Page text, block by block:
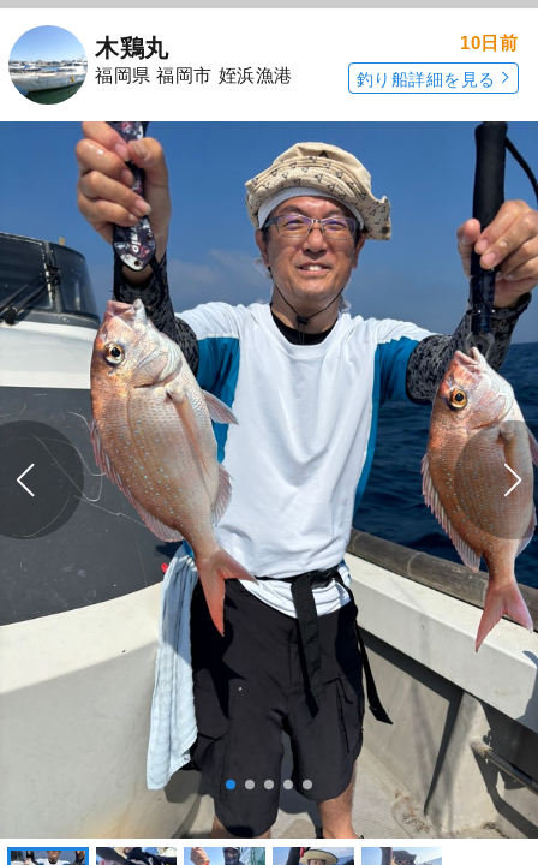
木鶏丸
福岡県 福岡市 姪浜漁港
10日前
釣り船詳細を見る